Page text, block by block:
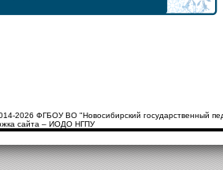
2026 ФГБОУ ВО "Новосибирский государственный
сайта – ИОДО НГПУ